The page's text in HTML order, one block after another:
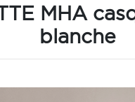
MHA
blanche